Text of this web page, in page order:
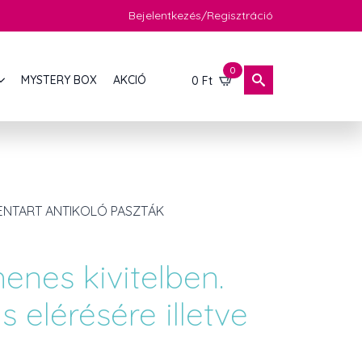
Bejelentkezés/Regisztráció
MYSTERY BOX AKCIÓ 0 Ft
0
ANTIKOLÓ PASZTÁK
kivitelben.
elérésére illetve